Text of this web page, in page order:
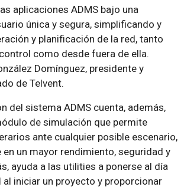
aplicaciones ADMS bajo una
única y segura, simplificando y
y planificación de la red, tanto
como desde fuera de ella.
Domínguez, presidente y
de Telvent.
del sistema ADMS cuenta, además,
de simulación que permite
ante cualquier posible escenario,
en un mayor rendimiento, seguridad y
ayuda a las utilities a ponerse al día
al iniciar un proyecto y proporcionar